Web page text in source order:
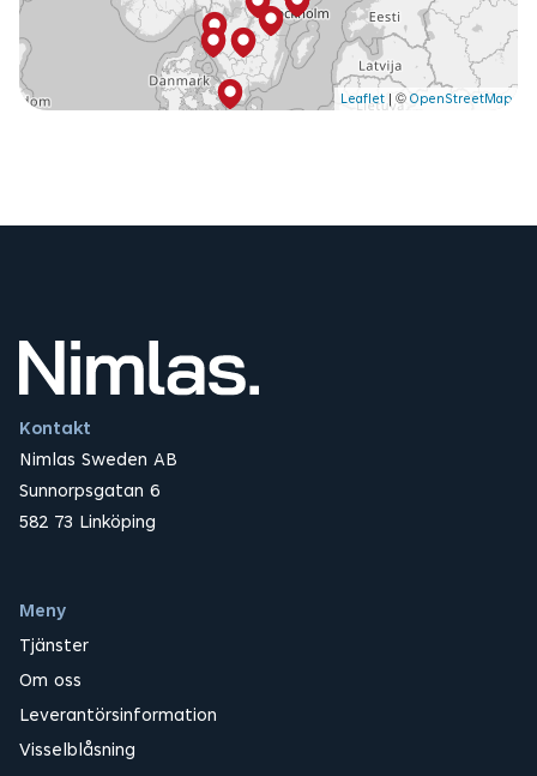
Leaflet © OpenStreetMap
Kontakt
Nimlas Sweden AB
Sunnorpsgatan 6
582 73 Linköping
Meny
Tjänster
Om oss
Leverantörsinformation
Visselblåsning